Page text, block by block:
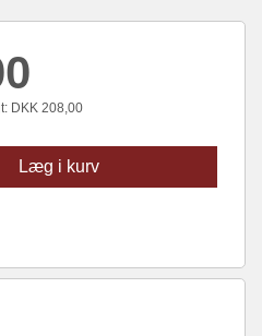
DKK 208,00
Læg i kurv